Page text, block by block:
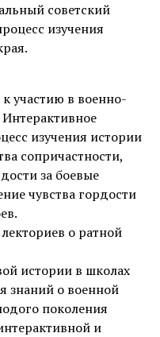
советский
изучения
участию в военно-
Интерактивное
изучения истории
сопричастности,
за боевые
чувства гордости
о ратной
истории в школах
знаний о военной
поколения
и